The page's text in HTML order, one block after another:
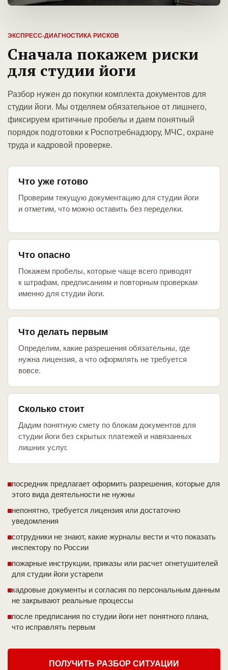
ЭКСПРЕСС-ДИАГНОСТИКА РИСКОВ
Сначала покажем риски
для студии йоги
Разбор нужен до покупки комплекта документов для
студии йоги. Мы отделяем обязательное от лишнего,
фиксируем критичные пробелы и даем понятный
порядок подготовки к Роспотребнадзору, МЧС, охране
труда и кадровой проверке.
Что уже готово
Проверим текущую документацию для студии йоги
и отметим, что можно оставить без переделки.
Что опасно
Покажем пробелы, которые чаще всего приводят
к штрафам, предписаниям и повторным проверкам
именно для студии йоги.
Что делать первым
Определим, какие разрешения обязательны, где
нужна лицензия, а что оформлять не требуется
вовсе.
Сколько стоит
Дадим понятную смету по блокам документов для
студии йоги без скрытых платежей и навязанных
лишних услуг.
посредник предлагает оформить разрешения, которые для
этого вида деятельности не нужны
непонятно, требуется лицензия или достаточно
уведомления
сотрудники не знают, какие журналы вести и что показать
инспектору по России
пожарные инструкции, приказы или расчет огнетушителей
для студии йоги устарели
кадровые документы и согласия по персональным данным
не закрывают реальные процессы
после предписания по студии йоги нет понятного плана,
что исправлять первым
ПОЛУЧИТЬ РАЗБОР СИТУАЦИИ